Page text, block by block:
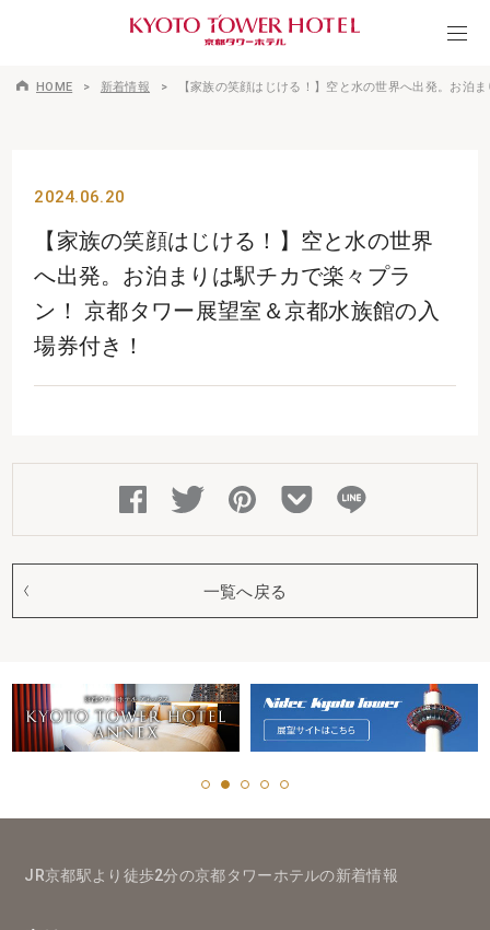
HOME 新着情報 【家族の笑顔はじける！】空と水の世界へ出発。お泊
2024.06.20
【家族の笑顔はじける！】空と水の世界
へ出発。お泊まりは駅チカで楽々プラ
ン！ 京都タワー展望室＆京都水族館の入
場券付き！
一覧へ戻る
JR京都駅より徒歩2分の京都タワーホテルの新着情報